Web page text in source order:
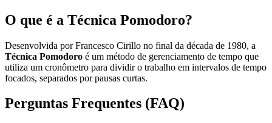
O que é a Técnica Pomodoro?
Desenvolvida por Francesco Cirillo no final da década de 1980, a
Técnica Pomodoro é um método de gerenciamento de tempo que
utiliza um cronômetro para dividir o trabalho em intervalos de tempo
focados, separados por pausas curtas.
Perguntas Frequentes (FAQ)